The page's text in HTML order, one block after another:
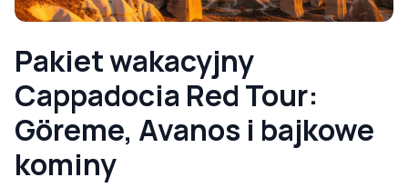
Pakiet wakacyjny
Cappadocia Red Tour:
Göreme, Avanos i bajkowe
kominy